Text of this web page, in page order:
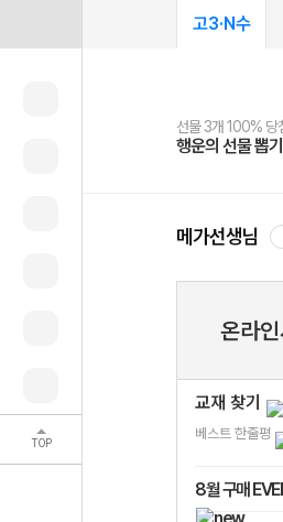
TOP
고3·N수
선물 3개 100% 당
행운의 선물 뽑기
선물 100% 증정!
메가스터디 X 올
여름방학 스터디 캐
메가런 썸머스쿨
2027 러셀 단과
강사 공개선발
스마트러닝앱
설문 EVENT
메가패스
3일 무료 체험권
메가패스 수강생 무
메가클럽 멤버십
사회공헌 캠페인
희망이룸 메가나눔
메가선생님
온라
교재 찾기
베스트 한줄평
8월 구매